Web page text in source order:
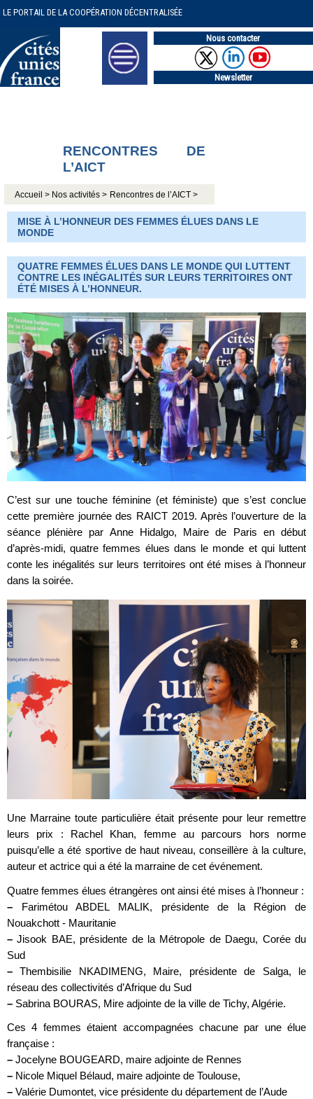
LE PORTAIL DE LA COOPÉRATION DÉCENTRALISÉE
Nous contacter
Newsletter
RENCONTRES DE
L’AICT
Accueil > Nos activités > Rencontres de l’AICT >
MISE À L’HONNEUR DES FEMMES ÉLUES DANS LE
MONDE
QUATRE FEMMES ÉLUES DANS LE MONDE QUI LUTTENT
CONTRE LES INÉGALITÉS SUR LEURS TERRITOIRES ONT
ÉTÉ MISES À L’HONNEUR.
C’est sur une touche féminine (et féministe) que s’est conclue
cette première journée des RAICT 2019. Après l’ouverture de la
séance plénière par Anne Hidalgo, Maire de Paris en début
d’après-midi, quatre femmes élues dans le monde et qui luttent
conte les inégalités sur leurs territoires ont été mises à l’honneur
dans la soirée.
Une Marraine toute particulière était présente pour leur remettre
leurs prix : Rachel Khan, femme au parcours hors norme
puisqu’elle a été sportive de haut niveau, conseillère à la culture,
auteur et actrice qui a été la marraine de cet événement.
Quatre femmes élues étrangères ont ainsi été mises à l’honneur :
– Farimétou ABDEL MALIK, présidente de la Région de
Nouakchott - Mauritanie
– Jisook BAE, présidente de la Métropole de Daegu, Corée du
Sud
– Thembisilie NKADIMENG, Maire, présidente de Salga, le
réseau des collectivités d’Afrique du Sud
– Sabrina BOURAS, Mire adjointe de la ville de Tichy, Algérie.
Ces 4 femmes étaient accompagnées chacune par une élue
française :
– Jocelyne BOUGEARD, maire adjointe de Rennes
– Nicole Miquel Bélaud, maire adjointe de Toulouse,
– Valérie Dumontet, vice présidente du département de l’Aude